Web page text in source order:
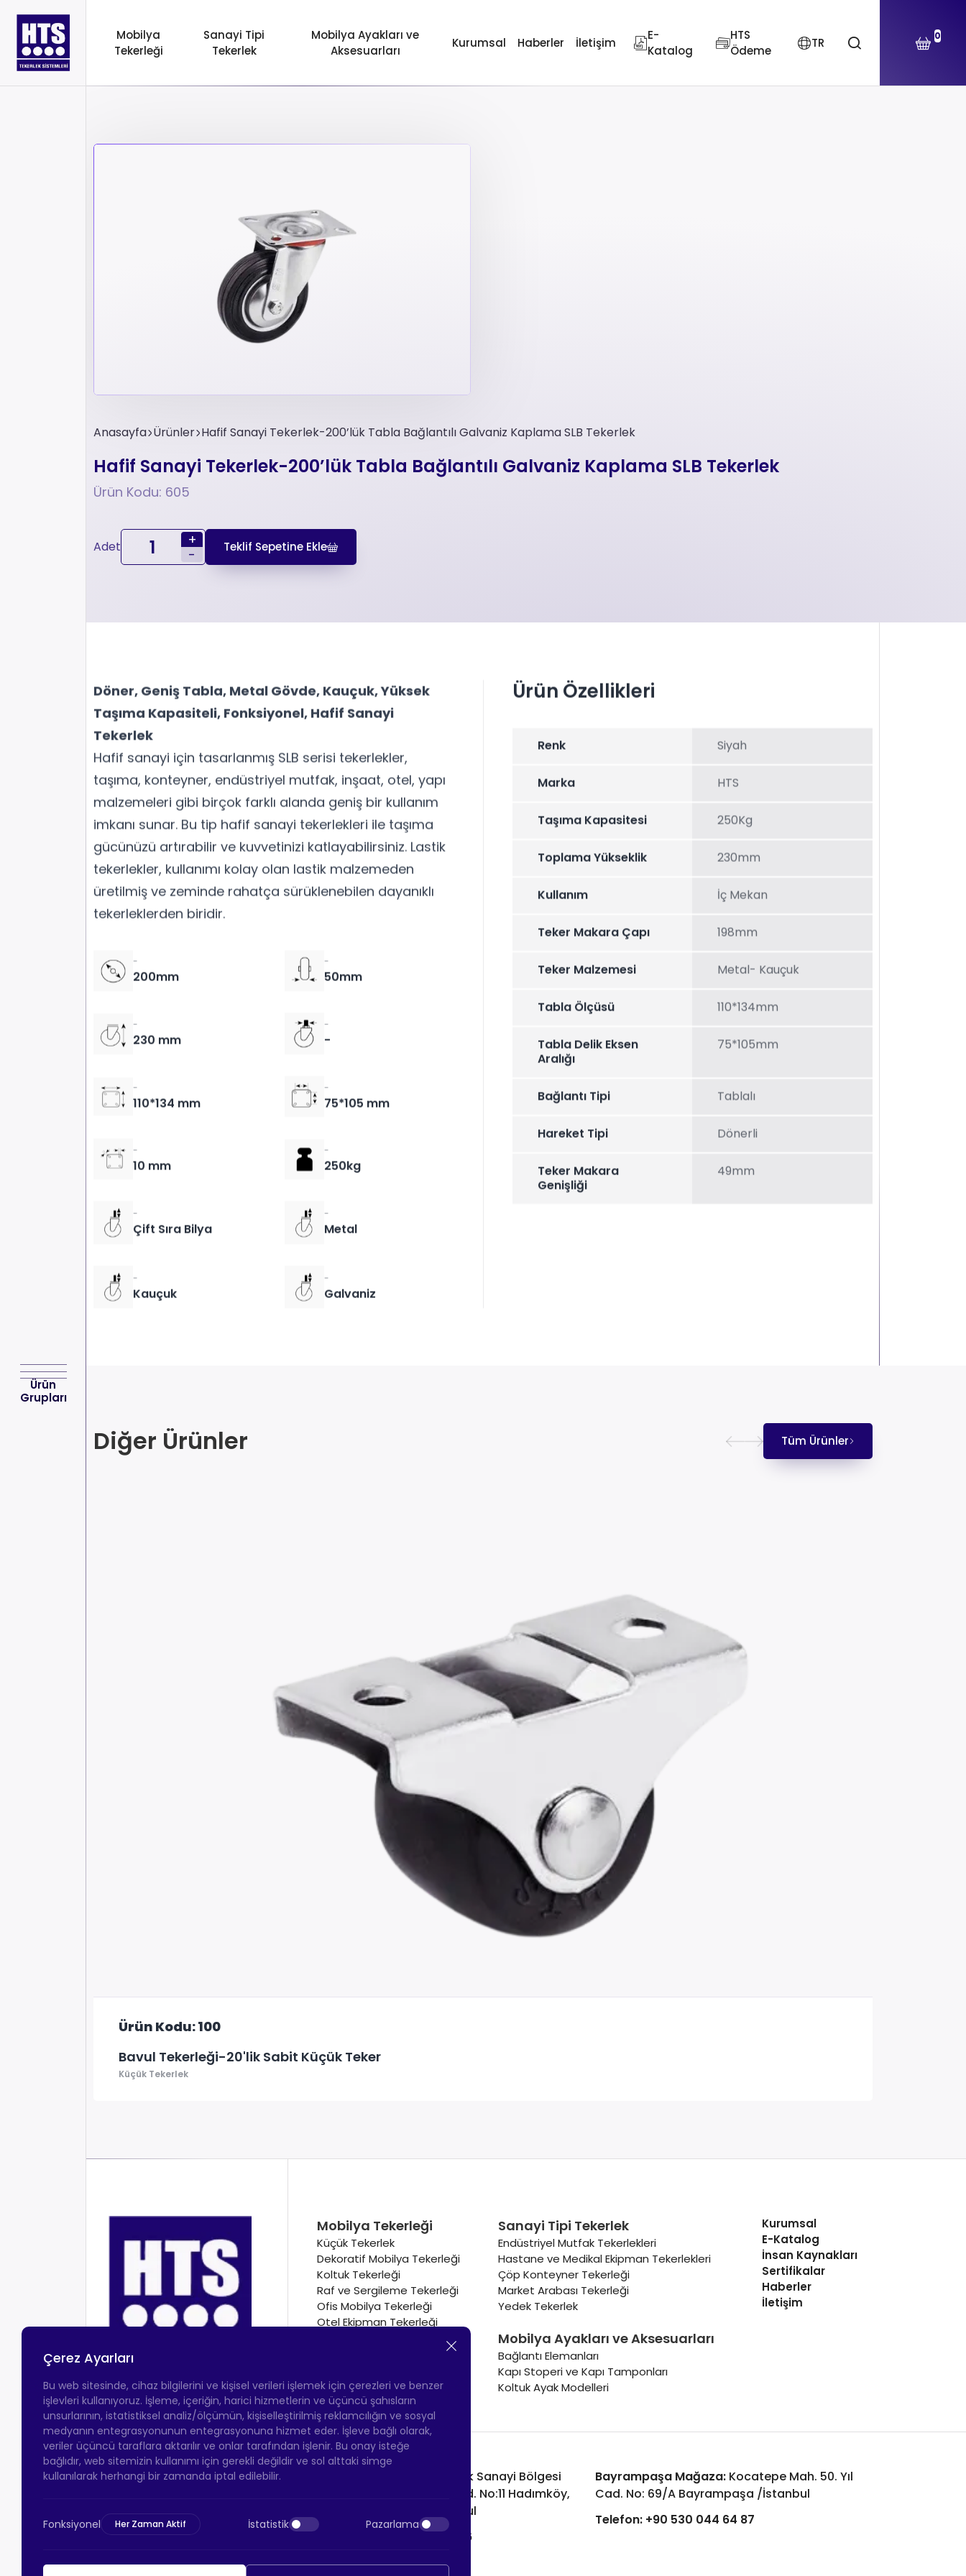
Mobilya
Tekerleği
Sanayi Tipi
Tekerlek
Mobilya Ayakları ve
Aksesuarları
Kurumsal Haberler İletişim
E-
Katalog
HTS
Ödeme
TR 0
Ürün
Grupları
Anasayfa Ürünler Hafif Sanayi Tekerlek-200’lük Tabla Bağlantılı Galvaniz Kaplama SLB Tekerlek
Hafif Sanayi Tekerlek-200’lük Tabla Bağlantılı Galvaniz Kaplama SLB Tekerlek
Ürün Kodu: 605
Adet
+
-
Teklif Sepetine Ekle
Döner, Geniş Tabla, Metal Gövde, Kauçuk, Yüksek
Taşıma Kapasiteli, Fonksiyonel, Hafif Sanayi
Tekerlek
Hafif sanayi için tasarlanmış SLB serisi tekerlekler,
taşıma, konteyner, endüstriyel mutfak, inşaat, otel, yapı
malzemeleri gibi birçok farklı alanda geniş bir kullanım
imkanı sunar. Bu tip hafif sanayi tekerlekleri ile taşıma
gücünüzü artırabilir ve kuvvetinizi katlayabilirsiniz. Lastik
tekerlekler, kullanımı kolay olan lastik malzemeden
üretilmiş ve zeminde rahatça sürüklenebilen dayanıklı
tekerleklerden biridir.
-
200mm
-
50mm
-
230 mm
-
-
-
110*134 mm
-
75*105 mm
-
10 mm
-
250kg
-
Çift Sıra Bilya
-
Metal
-
Kauçuk
-
Galvaniz
Ürün Özellikleri
Renk Siyah
Marka HTS
Taşıma Kapasitesi 250Kg
Toplama Yükseklik 230mm
Kullanım İç Mekan
Teker Makara Çapı 198mm
Teker Malzemesi Metal- Kauçuk
Tabla Ölçüsü 110*134mm
Tabla Delik Eksen
Aralığı
75*105mm
Bağlantı Tipi Tablalı
Hareket Tipi Dönerli
Teker Makara
Genişliği
49mm
Diğer Ürünler Tüm Ürünler
Ürün Kodu: 100
Bavul Tekerleği-20'lik Sabit Küçük Teker
Küçük Tekerlek
Mobilya Tekerleği
Küçük Tekerlek
Dekoratif Mobilya Tekerleği
Koltuk Tekerleği
Raf ve Sergileme Tekerleği
Ofis Mobilya Tekerleği
Otel Ekipman Tekerleği
Soğutucu ve Isıtıcı Tekerleği
Sanayi Tipi Tekerlek
Endüstriyel Mutfak Tekerlekleri
Hastane ve Medikal Ekipman Tekerlekleri
Çöp Konteyner Tekerleği
Market Arabası Tekerleği
Yedek Tekerlek
Mobilya Ayakları ve Aksesuarları
Bağlantı Elemanları
Kapı Stoperi ve Kapı Tamponları
Koltuk Ayak Modelleri
Kurumsal
E-Katalog
İnsan Kaynakları
Sertifikalar
Haberler
İletişim
Atatürk Sanayi Bölgesi
Ömerli Mah. Uzunçayır Cad. No:11 Hadımköy,
34555 Arnavutköy/İstanbul
+90 212 640 66 46
Email:info@htsteker.com
Bayrampaşa Mağaza:Kocatepe Mah. 50. Yıl
Cad. No: 69/A Bayrampaşa /İstanbul
Telefon:+90 530 044 64 87
Çerez Ayarları
Bu web sitesinde, cihaz bilgilerini ve kişisel verileri işlemek için çerezleri ve benzer
işlevleri kullanıyoruz. İşleme, içeriğin, harici hizmetlerin ve üçüncü şahısların
unsurlarının, istatistiksel analiz/ölçümün, kişiselleştirilmiş reklamcılığın ve sosyal
medyanın entegrasyonunun entegrasyonuna hizmet eder. İşleve bağlı olarak,
veriler üçüncü taraflara aktarılır ve onlar tarafından işlenir. Bu onay isteğe
bağlıdır, web sitemizin kullanımı için gerekli değildir ve sol alttaki simge
kullanılarak herhangi bir zamanda iptal edilebilir.
Fonksiyonel Her Zaman Aktif İstatistik Pazarlama